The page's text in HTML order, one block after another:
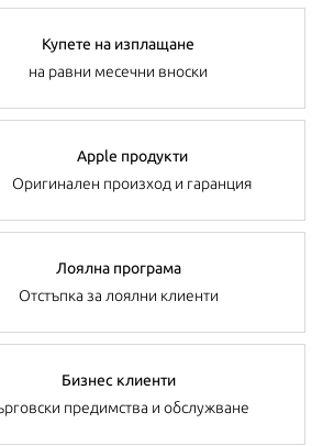
Купете на изплащане
на равни месечни вноски
Apple продукти
Оригинален произход и гаранция
Лоялна програма
Отстъпка за лоялни клиенти
Бизнес клиенти
предимства и обслужване